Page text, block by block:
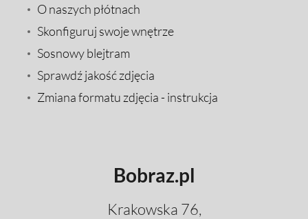
O naszych płótnach
Skonfiguruj swoje wnętrze
Sosnowy blejtram
Sprawdź jakość zdjęcia
Zmiana formatu zdjęcia - instrukcja
Bobraz.pl
Krakowska 76,